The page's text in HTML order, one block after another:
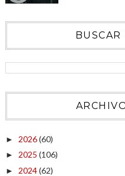
BUSCAR
► 2026(60)
► 2025 (106)
► 2024(62)